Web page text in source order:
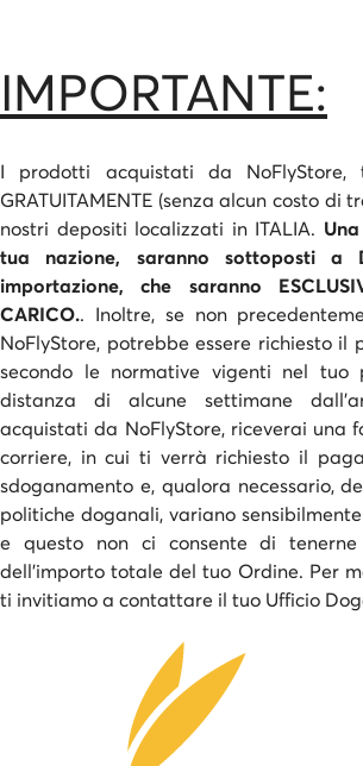
IMPORTANTE:
I prodotti acquistati da NoFlyStore,
GRATUITAMENTE (senza alcun costo di
nostri depositi localizzati in ITALIA.
tua nazione, saranno sottoposti a
importazione, che saranno
CARICO.. Inoltre, se non
NoFlyStore, potrebbe essere richiesto il
secondo le normative vigenti nel tuo
distanza di alcune settimane
acquistati da NoFlyStore, riceverai una
corriere, in cui ti verrà richiesto il
sdoganamento e, qualora necessario,
politiche doganali, variano
e questo non ci consente di
dell’importo totale del tuo Ordine. Per
ti invitiamo a contattare il tuo Ufficio